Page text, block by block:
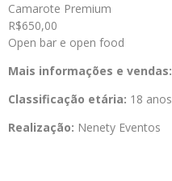
Camarote Premium
R$650,00
Open bar e open food
Mais informações e vendas:
Classificação etária: 18 anos
Realização: Nenety Eventos